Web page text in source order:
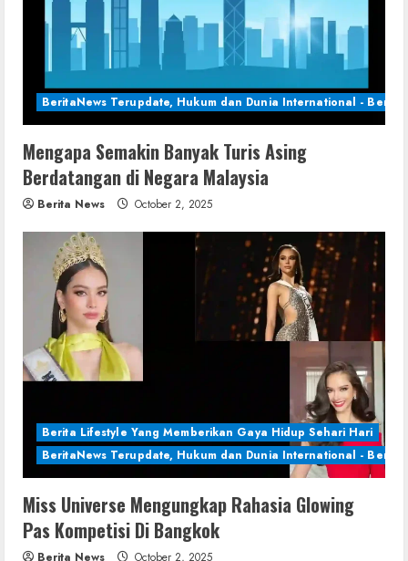
BeritaNews Terupdate, Hukum dan Dunia International - Berita
Mengapa Semakin Banyak Turis Asing
Berdatangan di Negara Malaysia
Berita News October 2, 2025
Berita Lifestyle Yang Memberikan Gaya Hidup Sehari Hari
BeritaNews Terupdate, Hukum dan Dunia International - Berita
Miss Universe Mengungkap Rahasia Glowing
Pas Kompetisi Di Bangkok